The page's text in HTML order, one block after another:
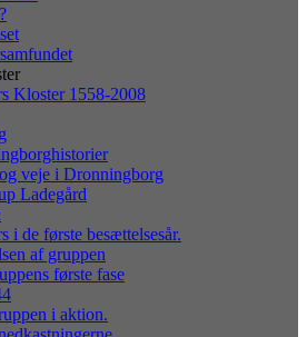
Kloster 1558-2008
veje i Dronningborg
Ladegård
i de første besættelsesår.
af gruppen
første fase
i aktion.